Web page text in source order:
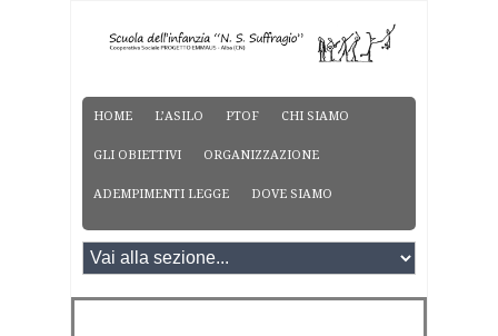
HOME L’ASILO PTOF CHI SIAMO
GLI OBIETTIVI ORGANIZZAZIONE
ADEMPIMENTI LEGGE DOVE SIAMO